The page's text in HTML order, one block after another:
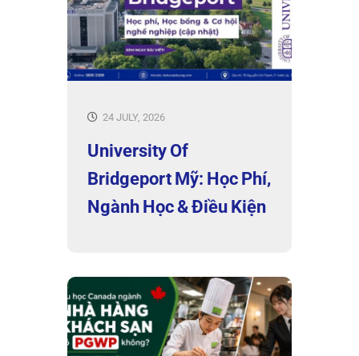
24 JULY, 2026
University Of
Bridgeport Mỹ: Học Phí,
Ngành Học & Điều Kiện